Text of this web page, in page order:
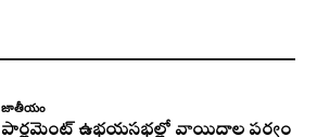
జాతీయం
పార్లమెంట్ ఉభయసభల్లో వాయిదాల పర్వం